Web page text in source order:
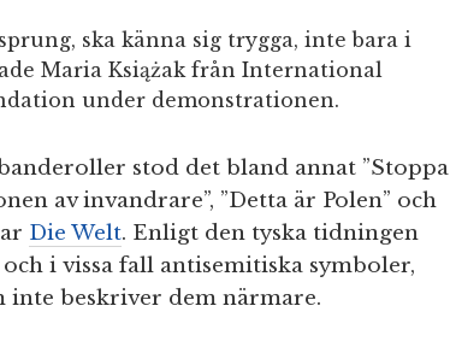
ska känna sig trygga, inte bara i
Maria Książak från International
under demonstrationen.
stod det bland annat ”Stoppa
av invandrare”, ”Detta är Polen” och
Die Welt. Enligt den tyska tidningen
i vissa fall antisemitiska symboler,
inte beskriver dem närmare.